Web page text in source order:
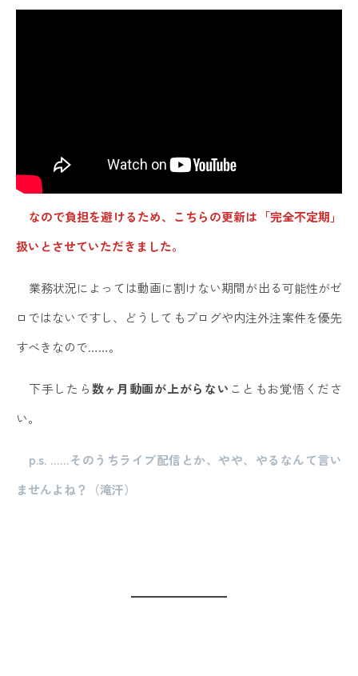
なので負担を避けるため、こちらの更新は「完全不定期」
扱いとさせていただきました。
業務状況によっては動画に割けない期間が出る可能性がゼ
ロではないですし、どうしてもブログや内注外注案件を優先
すべきなので……。
下手したら数ヶ月動画が上がらない こともお覚悟くださ
い。
p.s. ……そのうちライブ配信とか、やや、やるなんて言い
ませんよね？（滝汗）